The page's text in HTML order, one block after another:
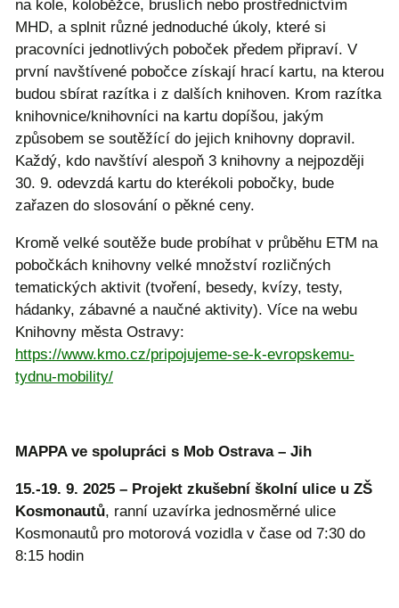
na kole, koloběžce, bruslích nebo prostřednictvím
MHD, a splnit různé jednoduché úkoly, které si
pracovníci jednotlivých poboček předem připraví. V
první navštívené pobočce získají hrací kartu, na kterou
budou sbírat razítka i z dalších knihoven. Krom razítka
knihovnice/knihovníci na kartu dopíšou, jakým
způsobem se soutěžící do jejich knihovny dopravil.
Každý, kdo navštíví alespoň 3 knihovny a nejpozději
30. 9. odevzdá kartu do kterékoli pobočky, bude
zařazen do slosování o pěkné ceny.
Kromě velké soutěže bude probíhat v průběhu ETM na
pobočkách knihovny velké množství rozličných
tematických aktivit (tvoření, besedy, kvízy, testy,
hádanky, zábavné a naučné aktivity). Více na webu
Knihovny města Ostravy:
https://www.kmo.cz/pripojujeme-se-k-evropskemu-
tydnu-mobility/
MAPPA ve spolupráci s Mob Ostrava – Jih
15.-19. 9. 2025 – Projekt zkušební školní ulice u ZŠ
Kosmonautů, ranní uzavírka jednosměrné ulice
Kosmonautů pro motorová vozidla v čase od 7:30 do
8:15 hodin